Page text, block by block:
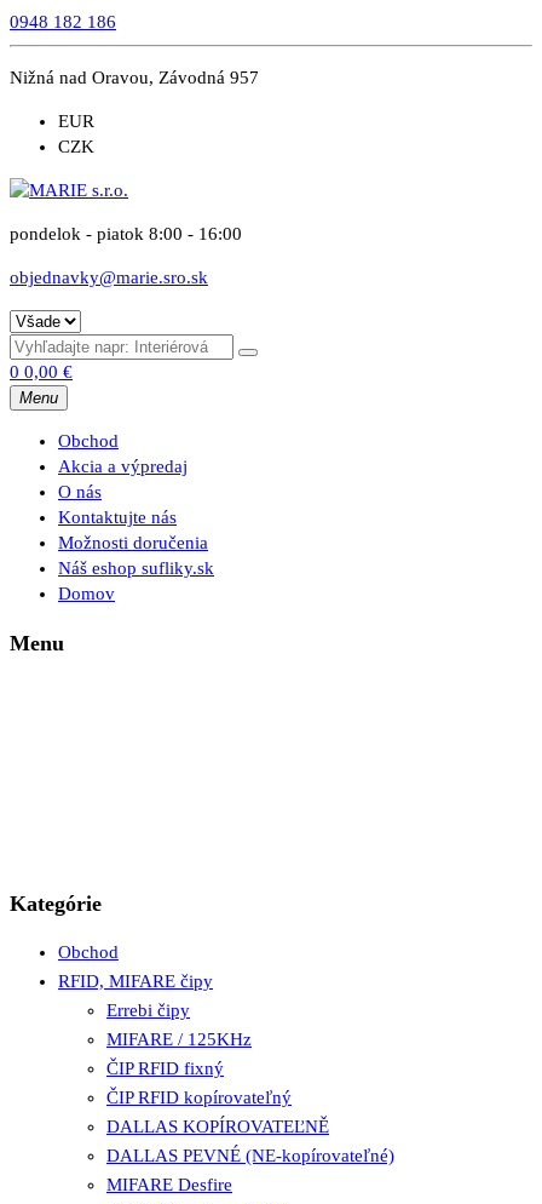
0948 182 186
Nižná nad Oravou, Závodná 957
EUR
CZK
pondelok - piatok 8:00 - 16:00
objednavky@marie.sro.sk
0 0,00 €
Menu
Obchod
Akcia a výpredaj
O nás
Kontaktujte nás
Možnosti doručenia
Náš eshop sufliky.sk
Domov
Menu
Kategórie
Obchod
RFID, MIFARE čipy
Errebi čipy
MIFARE / 125KHz
ČIP RFID fixný
ČIP RFID kopírovateľný
DALLAS KOPÍROVATEĽNĚ
DALLAS PEVNÉ (NE-kopírovateľné)
MIFARE Desfire